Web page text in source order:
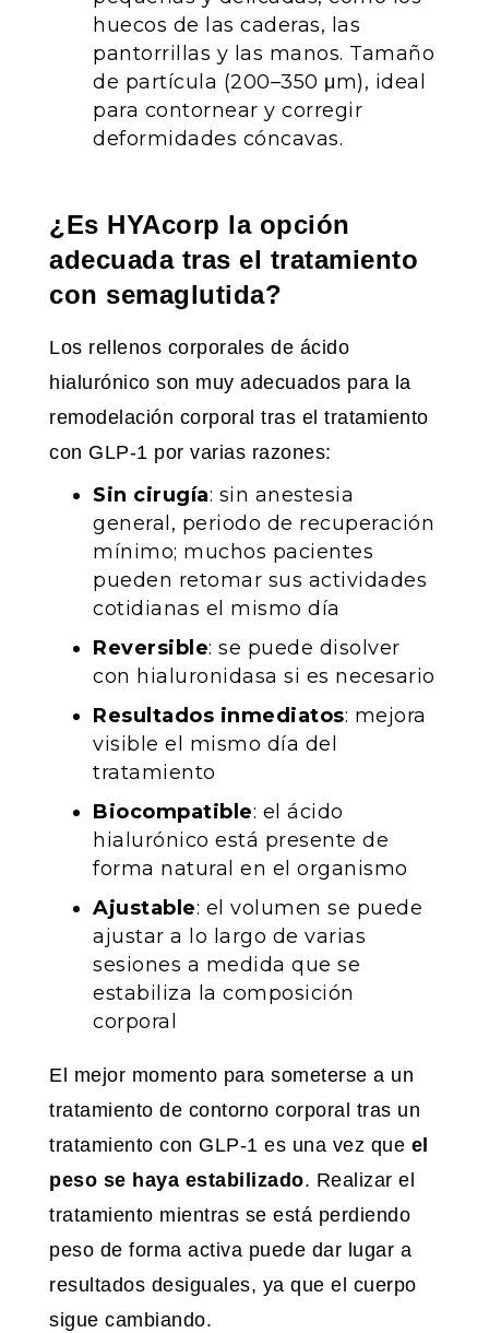
huecos de las caderas, las
pantorrillas y las manos. Tamaño
de partícula (200–350 μm), ideal
para contornear y corregir
deformidades cóncavas.
¿Es HYAcorp la opción
adecuada tras el tratamiento
con semaglutida?
Los rellenos corporales de ácido
hialurónico son muy adecuados para la
remodelación corporal tras el tratamiento
con GLP-1 por varias razones:
Sin cirugía: sin anestesia
general, periodo de recuperación
mínimo; muchos pacientes
pueden retomar sus actividades
cotidianas el mismo día
Reversible: se puede disolver
con hialuronidasa si es necesario
Resultados inmediatos: mejora
visible el mismo día del
tratamiento
Biocompatible: el ácido
hialurónico está presente de
forma natural en el organismo
Ajustable: el volumen se puede
ajustar a lo largo de varias
sesiones a medida que se
estabiliza la composición
corporal
El mejor momento para someterse a un
tratamiento de contorno corporal tras un
tratamiento con GLP-1 es una vez que el
peso se haya estabilizado. Realizar el
tratamiento mientras se está perdiendo
peso de forma activa puede dar lugar a
resultados desiguales, ya que el cuerpo
sigue cambiando.